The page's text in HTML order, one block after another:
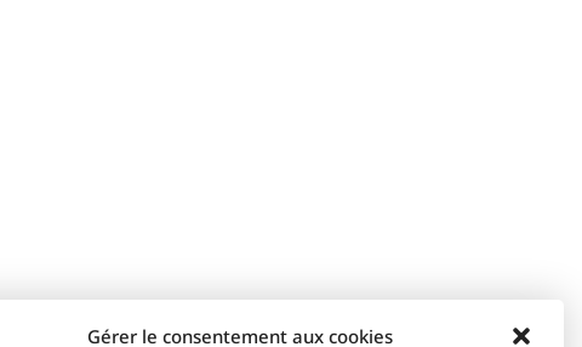
Gérer le consentement aux cookies